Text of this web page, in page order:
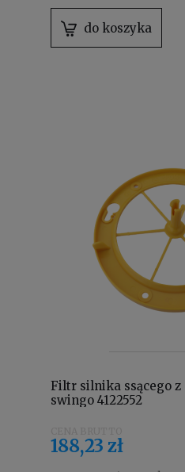
do koszyka
Filtr silnika ssącego z
swingo 4122552
188,23 zł